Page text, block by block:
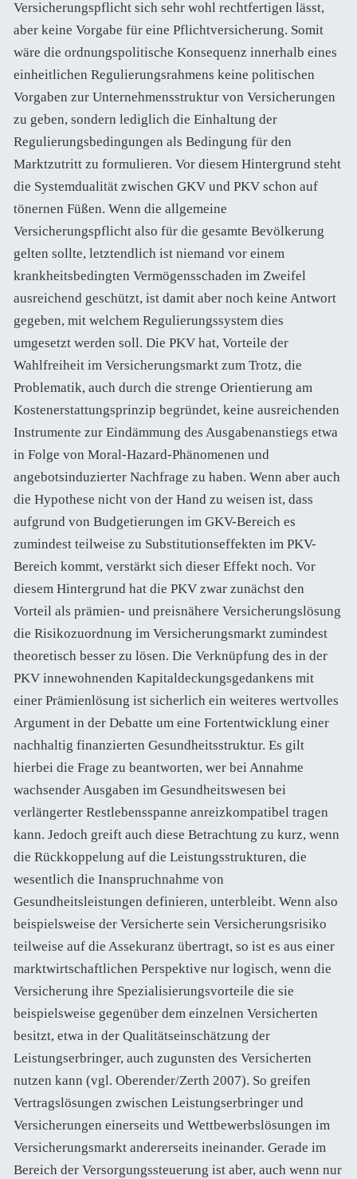
Versicherungspflicht sich sehr wohl rechtfertigen lässt,
aber keine Vorgabe für eine Pflichtversicherung. Somit
wäre die ordnungspolitische Konsequenz innerhalb eines
einheitlichen Regulierungsrahmens keine politischen
Vorgaben zur Unternehmensstruktur von Versicherungen
zu geben, sondern lediglich die Einhaltung der
Regulierungsbedingungen als Bedingung für den
Marktzutritt zu formulieren. Vor diesem Hintergrund steht
die Systemdualität zwischen GKV und PKV schon auf
tönernen Füßen. Wenn die allgemeine
Versicherungspflicht also für die gesamte Bevölkerung
gelten sollte, letztendlich ist niemand vor einem
krankheitsbedingten Vermögensschaden im Zweifel
ausreichend geschützt, ist damit aber noch keine Antwort
gegeben, mit welchem Regulierungssystem dies
umgesetzt werden soll. Die PKV hat, Vorteile der
Wahlfreiheit im Versicherungsmarkt zum Trotz, die
Problematik, auch durch die strenge Orientierung am
Kostenerstattungsprinzip begründet, keine ausreichenden
Instrumente zur Eindämmung des Ausgabenanstiegs etwa
in Folge von Moral-Hazard-Phänomenen und
angebotsinduzierter Nachfrage zu haben. Wenn aber auch
die Hypothese nicht von der Hand zu weisen ist, dass
aufgrund von Budgetierungen im GKV-Bereich es
zumindest teilweise zu Substitutionseffekten im PKV-
Bereich kommt, verstärkt sich dieser Effekt noch. Vor
diesem Hintergrund hat die PKV zwar zunächst den
Vorteil als prämien- und preisnähere Versicherungslösung
die Risikozuordnung im Versicherungsmarkt zumindest
theoretisch besser zu lösen. Die Verknüpfung des in der
PKV innewohnenden Kapitaldeckungsgedankens mit
einer Prämienlösung ist sicherlich ein weiteres wertvolles
Argument in der Debatte um eine Fortentwicklung einer
nachhaltig finanzierten Gesundheitsstruktur. Es gilt
hierbei die Frage zu beantworten, wer bei Annahme
wachsender Ausgaben im Gesundheitswesen bei
verlängerter Restlebensspanne anreizkompatibel tragen
kann. Jedoch greift auch diese Betrachtung zu kurz, wenn
die Rückkoppelung auf die Leistungsstrukturen, die
wesentlich die Inanspruchnahme von
Gesundheitsleistungen definieren, unterbleibt. Wenn also
beispielsweise der Versicherte sein Versicherungsrisiko
teilweise auf die Assekuranz übertragt, so ist es aus einer
marktwirtschaftlichen Perspektive nur logisch, wenn die
Versicherung ihre Spezialisierungsvorteile die sie
beispielsweise gegenüber dem einzelnen Versicherten
besitzt, etwa in der Qualitätseinschätzung der
Leistungserbringer, auch zugunsten des Versicherten
nutzen kann (vgl. Oberender/Zerth 2007). So greifen
Vertragslösungen zwischen Leistungserbringer und
Versicherungen einerseits und Wettbewerbslösungen im
Versicherungsmarkt andererseits ineinander. Gerade im
Bereich der Versorgungssteuerung ist aber, auch wenn nur